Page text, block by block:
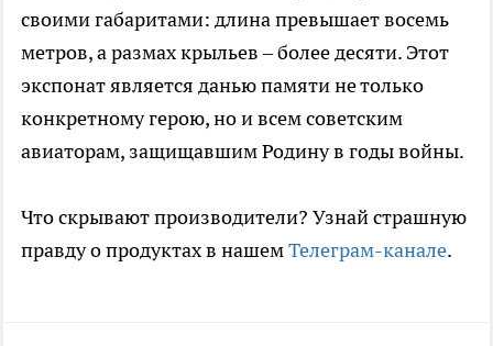
своими габаритами: длина превышает восемь
метров, а размах крыльев – более десяти. Этот
экспонат является данью памяти не только
конкретному герою, но и всем советским
авиаторам, защищавшим Родину в годы войны.
Что скрывают производители? Узнай страшную
правду о продуктах в нашемТелеграм-канале.